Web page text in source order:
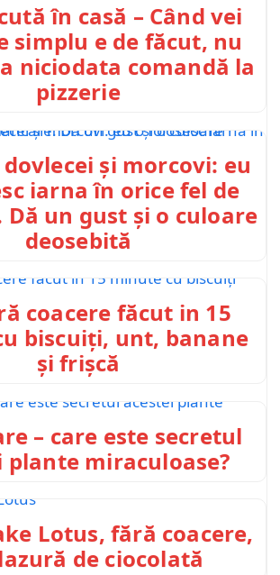
în casă – Când vei
simplu e de făcut, nu
niciodata comandă la
pizzerie
dovlecei și morcovi: eu
iarna în orice fel de
Dă un gust și o culoare
deosebită
coacere făcut in 15
biscuiți, unt, banane
și frișcă
– care este secretul
plante miraculoase?
Lotus, fără coacere,
de ciocolată